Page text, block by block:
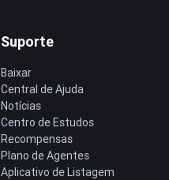
Suporte
Baixar
Central de Ajuda
Notícias
Centro de Estudos
Recompensas
Plano de Agentes
Aplicativo de Listagem